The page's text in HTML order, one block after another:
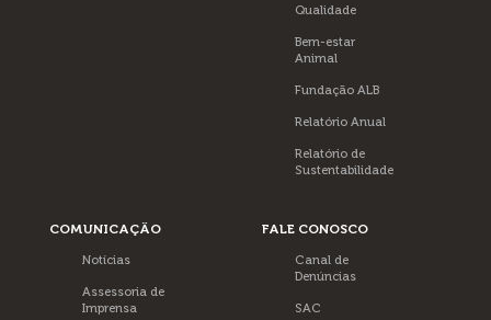
Qualidade
Bem-estar
Animal
Fundação ALB
Relatório Anual
Relatório de
Sustentabilidade
COMUNICAÇÃO
Notícias
Assessoria de
Imprensa
FALE CONOSCO
Canal de
Denúncias
SAC